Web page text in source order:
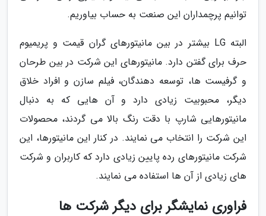
توانیم پرچمداران این صنعت به حساب بیاوریم.
البته LG بیشتر در بین مانیتورهای گران قیمت و پریمیوم
حرف برای گفتن دارد. مانیتورهای این شرکت در بین طرحان
و گرفیست ها، توسعه دهندگان، فیلم سازن و افراد خلاق
دیگر، محبوبیت زیادی دارد و آن هایی که به دنبال
مانیتورهایی شارپ با دقت رنگ بالا می گردند، محصولات
این شرکت را انتخاب می نمایند. در کنار این مانیتورها، این
شرکت مانیتورهای رده پایین زیادی دارد که کاربران و شرکت
های زیادی از آن ها استفاده می نمایند.
فراوری نمایشگر برای دیگر شرکت ها